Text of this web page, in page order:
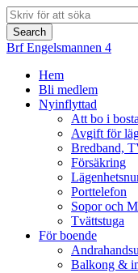
Skip
to
main
content
Search
Close
Brf Engelsmannen 4
search
Menu
Hem
Bli medlem
Nyinflyttad
Att bo i
Avgift för
Bredband,
Försäkring
Porttelefon
Sopor och
Tvättstuga
För boende
Balkong &